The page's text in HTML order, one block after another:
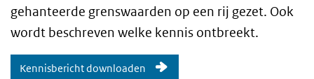
gehanteerde grenswaarden op een rij gezet. Ook
wordt beschreven welke kennis ontbreekt.
Kennisbericht downloaden